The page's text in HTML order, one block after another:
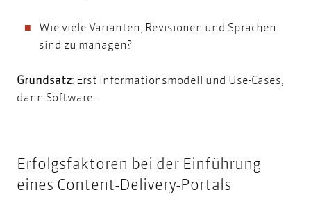
Wie viele Varianten, Revisionen und Sprachen
sind zu managen?
Grundsatz: Erst Informationsmodell und Use-Cases,
dann Software.
Erfolgsfaktoren bei der Einführung
eines Content-Delivery-Portals